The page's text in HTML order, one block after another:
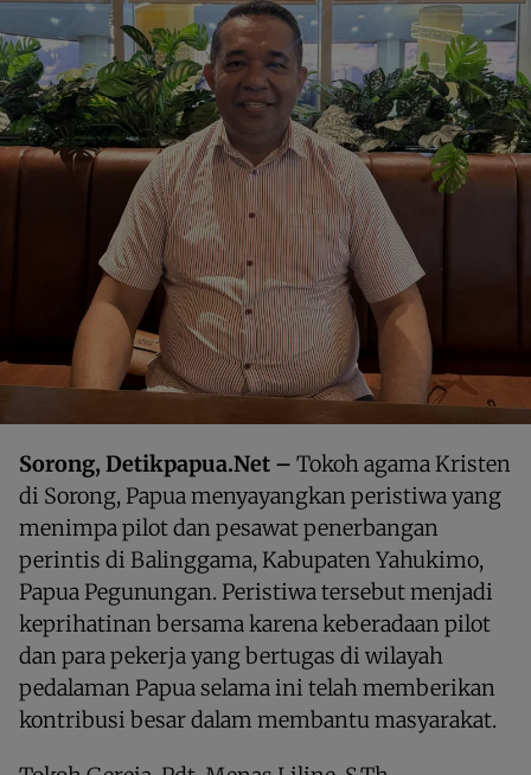
Sorong, Detikpapua.Net – Tokoh agama Kristen
di Sorong, Papua menyayangkan peristiwa yang
menimpa pilot dan pesawat penerbangan
perintis di Balinggama, Kabupaten Yahukimo,
Papua Pegunungan. Peristiwa tersebut menjadi
keprihatinan bersama karena keberadaan pilot
dan para pekerja yang bertugas di wilayah
pedalaman Papua selama ini telah memberikan
kontribusi besar dalam membantu masyarakat.